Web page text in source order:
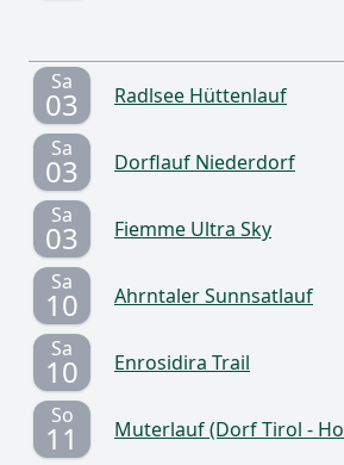
Sa
03
Radlsee Hüttenlauf
Sa
03
Dorflauf Niederdorf
Sa
03
Fiemme Ultra Sky
Sa
10
Ahrntaler Sunnsatlauf
Sa
10
Enrosidira Trail
So
11
Muterlauf (Dorf Tirol -